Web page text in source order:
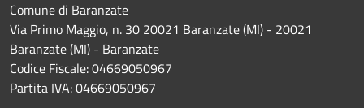
Comune di Baranzate
Via Primo Maggio, n. 30 20021 Baranzate (MI) - 20021
Baranzate (MI) - Baranzate
Codice Fiscale: 04669050967
Partita IVA: 04669050967